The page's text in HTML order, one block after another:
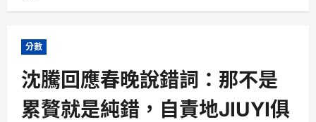
分數
沈騰回應春晚說錯詞：那不是
累贅就是純錯，自責地JIUYI俱